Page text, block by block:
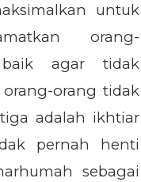
untuk
orang-
agar tidak
orang tidak
adalah ikhtiar
pernah henti
sebagai